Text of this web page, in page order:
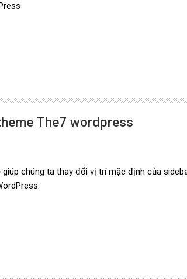
The7 wordpress
chúng ta thay đổi vị trí mặc định của